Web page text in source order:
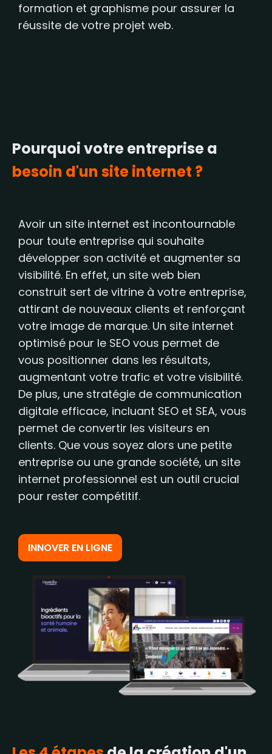
formation et graphisme pour assurer la
réussite de votre projet web.
Pourquoi votre entreprise a
besoin d'un site internet ?
Avoir un site internet est incontournable
pour toute entreprise qui souhaite
développer son activité et augmenter sa
visibilité. En effet, un site web bien
construit sert de vitrine à votre entreprise,
attirant de nouveaux clients et renforçant
votre image de marque. Un site internet
optimisé pour le SEO vous permet de
vous positionner dans les résultats,
augmentant votre trafic et votre visibilité.
De plus, une stratégie de communication
digitale efficace, incluant SEO et SEA, vous
permet de convertir les visiteurs en
clients. Que vous soyez alors une petite
entreprise ou une grande société, un site
internet professionnel est un outil crucial
pour rester compétitif.
INNOVER EN LIGNE